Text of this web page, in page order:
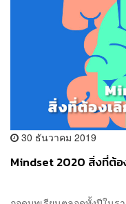
30 ธันวาคม 2019
Mindset 2020 สิ่งที่ต้อ